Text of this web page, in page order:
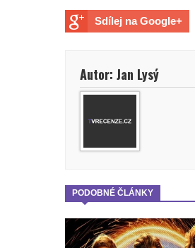
Sdílej na Google+
Autor: Jan Lysý
PODOBNÉ ČLÁNKY